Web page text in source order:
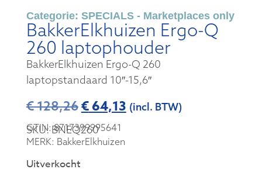
Categorie: SPECIALS - Marketplaces only
BakkerElkhuizen Ergo-Q
260 laptophouder
BakkerElkhuizen Ergo-Q 260
laptopstandaard 10″-15,6″
€128,26€64,13 (incl. BTW)
SKU: BNEQ260
GTIN: 8717399995641
MERK: BakkerElkhuizen
Uitverkocht